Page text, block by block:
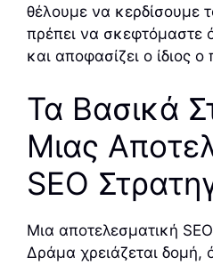
θέλουμε να κερδίσουμε
πρέπει να σκεφτόμαστε
και αποφασίζει ο ίδιος ο
Τα Βασικά
Μιας
SEO
Μια αποτελεσματική
Δράμα χρειάζεται δομή,